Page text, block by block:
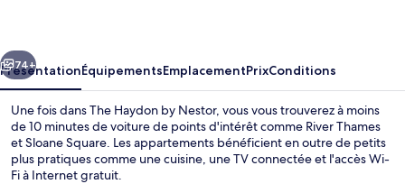
Suivant
74+
PrésentationÉquipementsEmplacementPrixConditions
Une fois dans The Haydon by Nestor, vous vous trouverez à moins
de 10 minutes de voiture de points d'intérêt comme River Thames
et Sloane Square. Les appartements bénéficient en outre de petits
plus pratiques comme une cuisine, une TV connectée et l'accès Wi-
Fi à Internet gratuit.